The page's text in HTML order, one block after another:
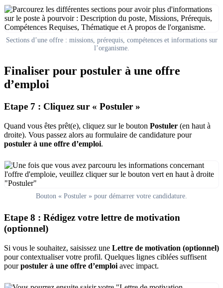
Sections d’une offre : missions, prérequis, compétences et informations sur
l’organisme.
Finaliser pour postuler à une offre
d’emploi
Etape 7 : Cliquez sur « Postuler »
Quand vous êtes prêt(e), cliquez sur le bouton Postuler (en haut à
droite). Vous passez alors au formulaire de candidature pour
postuler à une offre d’emploi.
Bouton « Postuler » pour démarrer votre candidature.
Etape 8 : Rédigez votre lettre de motivation
(optionnel)
Si vous le souhaitez, saisissez une Lettre de motivation (optionnel)
pour contextualiser votre profil. Quelques lignes ciblées suffisent
pourpostuler à une offre d’emploi avec impact.